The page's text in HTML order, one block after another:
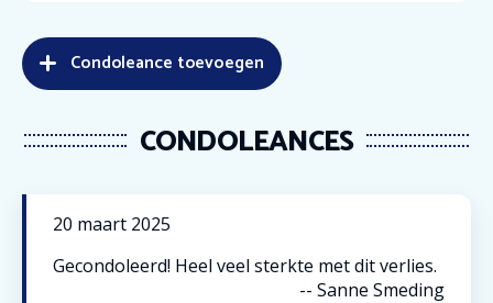
Condoleance toevoegen
CONDOLEANCES
20 maart 2025
Gecondoleerd! Heel veel sterkte met dit verlies.
-- Sanne Smeding